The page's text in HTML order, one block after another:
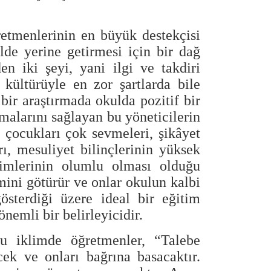
en büyük destekçisi
yerine getirmesi için bir dağ
iki şeyi, yani ilgi ve takdiri
kültürüyle en zor şartlarda bile
araştırmada okulda pozitif bir
sağlayan bu yöneticilerin
çok sevmeleri, şikâyet
mesuliyet bilinçlerinin yüksek
olumlu olması olduğu
götürür ve onlar okulun kalbi
üzere ideal bir eğitim
önemli bir belirleyicidir.
iklimde öğretmenler, “Talebe
ve onları bağrına basacaktır.